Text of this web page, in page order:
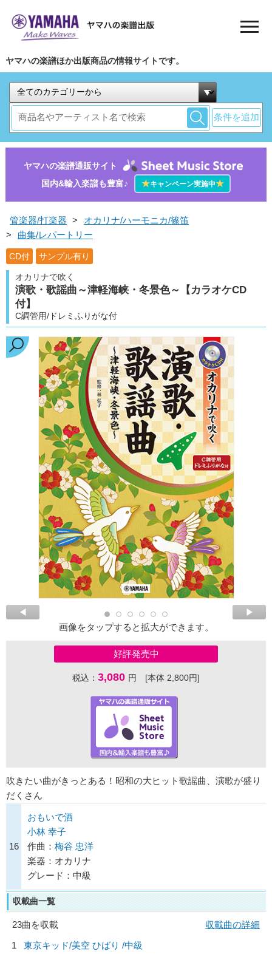
ヤマハの楽譜ほか出版商品の情報サイトです。
条件を追加
ヤマハの楽譜通販サイト
国内&輸入楽譜も豊富♪
★キャンペーン実施中★
管楽器/打楽器 >
オカリナ/ハーモニカ/篠笛
>
曲集/レパートリー
CD付 サンプル有り
オカリナで吹く
演歌・歌謡曲～津軽海峡・冬景色～【カラオケCD
付】
C調管用/ドレミふりがな付
画像をタップすると拡大ができます。
好評発売中
税込： 3,080 円 [本体 2,800円]
吹きたい曲がきっとある！昭和の大ヒット歌謡曲、演歌が盛り
だくさん
16
おもいで酒
小林 幸子
作曲： 梅谷 忠洋
楽器：オカリナ
グレード：中級
収載曲一覧
23曲を収載
収載曲の詳細
1
東京キッド/美空 ひばり /中級